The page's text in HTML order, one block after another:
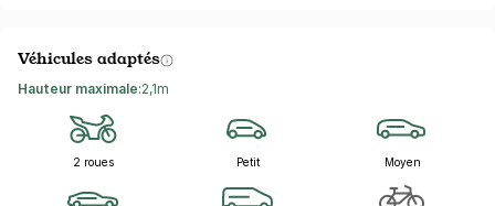
Véhicules adaptés
Hauteur maximale:2,1m
2 roues Petit Moyen